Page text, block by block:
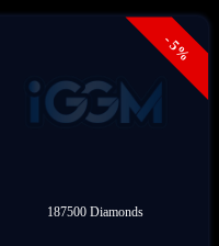
- 5%
187500 Diamonds